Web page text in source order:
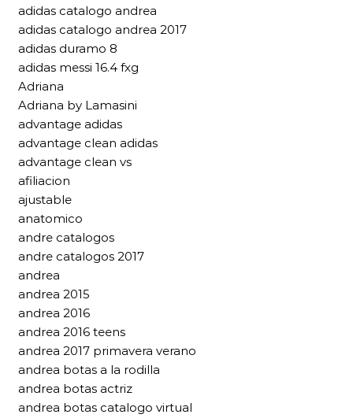
adidas catalogo andrea
adidas catalogo andrea 2017
adidas duramo 8
adidas messi 16.4 fxg
Adriana
Adriana by Lamasini
advantage adidas
advantage clean adidas
advantage clean vs
afiliacion
ajustable
anatomico
andre catalogos
andre catalogos 2017
andrea
andrea 2015
andrea 2016
andrea 2016 teens
andrea 2017 primavera verano
andrea botas a la rodilla
andrea botas actriz
andrea botas catalogo virtual